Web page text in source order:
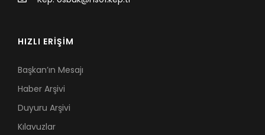
HIZLI ERİŞİM
Başkan’ın Mesajı
Haber Arşivi
Duyuru Arşivi
Kılavuzlar